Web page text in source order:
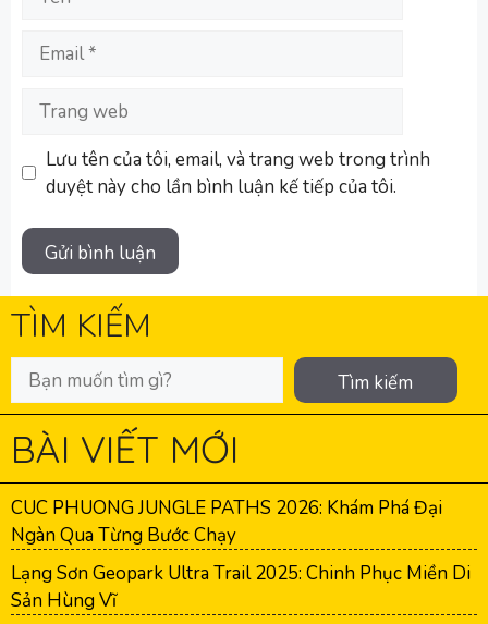
Email
Trang
Lưu tên của tôi, email, và trang web trong trình
duyệt này cho lần bình luận kế tiếp của tôi.
TÌM KIẾM
Tìm kiếm
BÀI VIẾT MỚI
CUC PHUONG JUNGLE PATHS 2026: Khám Phá Đại
Ngàn Qua Từng Bước Chạy
Lạng Sơn Geopark Ultra Trail 2025: Chinh Phục Miền Di
Sản Hùng Vĩ